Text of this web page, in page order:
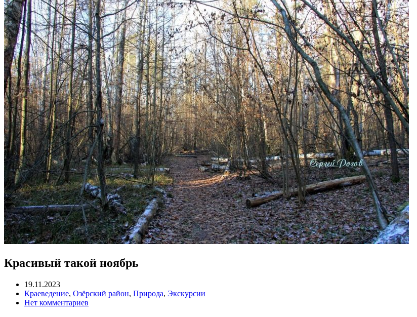
Красивый такой ноябрь
19.11.2023
Краеведение, Озёрский район, Природа, Экскурсии
Нет комментариев